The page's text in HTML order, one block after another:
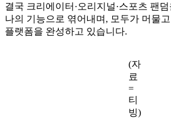
결국 크리에이터·오리지널·스포츠 팬
나의 기능으로 엮어내며, 모두가 머물
플랫폼을 완성하고 있습니다.
(자
료
=
티
빙)